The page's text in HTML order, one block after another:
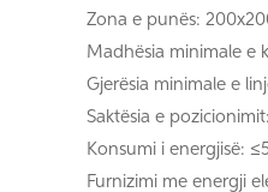
Zona e punës:
Madhësia minimale e
Gjerësia minimale e
Saktësia e
Konsumi i energjisë:
Furnizimi me energji